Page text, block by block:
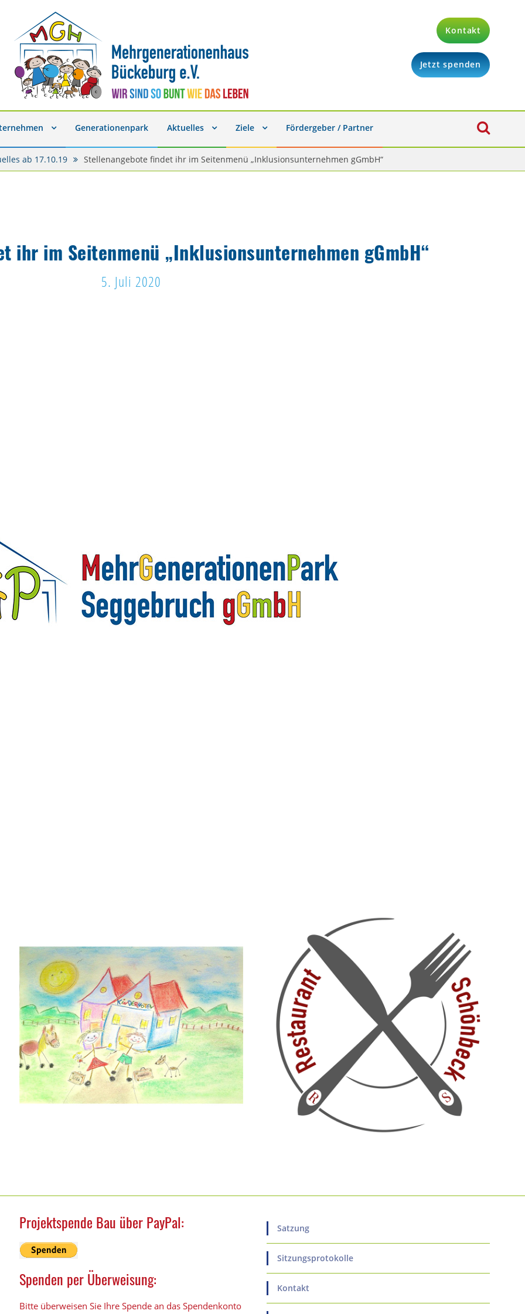
Kontakt
Jetzt spenden
Generationenpark Aktuelles Ziele Fördergeber / Partner
ab 17.10.19 Stellenangebote findet ihr im Seitenmenü „Inklusionsunternehmen gGmbH“
ihr im Seitenmenü „Inklusionsunternehmen gGmbH“
5. Juli 2020
Projektspende Bau über PayPal:
Spenden per Überweisung:
Bitte überweisen Sie Ihre Spende an das Spendenkonto
Satzung
Sitzungsprotokolle
Kontakt